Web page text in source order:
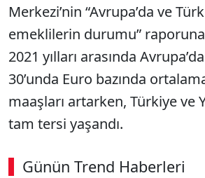
Merkezi’nin “Avrupa’da ve
emeklilerin durumu”
2021 yılları arasında
30’unda Euro bazında
maaşları artarken, Türkiye ve
tam tersi yaşandı.
Günün Trend Haberleri